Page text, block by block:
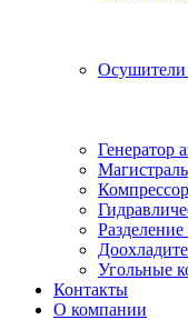
Осушители
Генератор
Разделение
Угольные
Контакты
О компании